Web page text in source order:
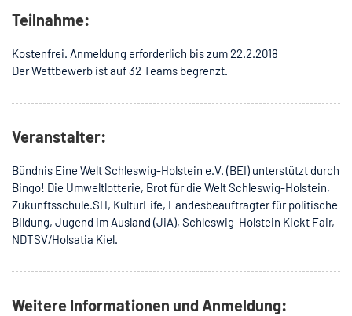
Teilnahme:
Kostenfrei. Anmeldung erforderlich bis zum 22.2.2018
Der Wettbewerb ist auf 32 Teams begrenzt.
Veranstalter:
Bündnis Eine Welt Schleswig-Holstein e.V. (BEI) unterstützt durch
Bingo! Die Umweltlotterie, Brot für die Welt Schleswig-Holstein,
Zukunftsschule.SH, KulturLife, Landesbeauftragter für politische
Bildung, Jugend im Ausland (JiA), Schleswig-Holstein Kickt Fair,
NDTSV/Holsatia Kiel.
Weitere Informationen und Anmeldung: